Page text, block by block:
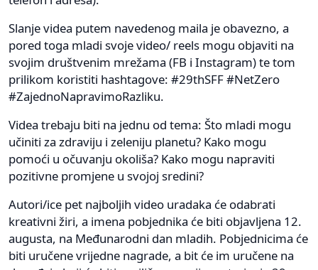
Slanje videa putem navedenog maila je obavezno, a
pored toga mladi svoje video/ reels mogu objaviti na
svojim društvenim mrežama (FB i Instagram) te tom
prilikom koristiti hashtagove: #29thSFF #NetZero
#ZajednoNapravimoRazliku.
Videa trebaju biti na jednu od tema: Što mladi mogu
učiniti za zdraviju i zeleniju planetu? Kako mogu
pomoći u očuvanju okoliša? Kako mogu napraviti
pozitivne promjene u svojoj sredini?
Autori/ice pet najboljih video uradaka će odabrati
kreativni žiri, a imena pobjednika će biti objavljena 12.
augusta, na Međunarodni dan mladih. Pobjednicima će
biti uručene vrijedne nagrade, a bit će im uručene na